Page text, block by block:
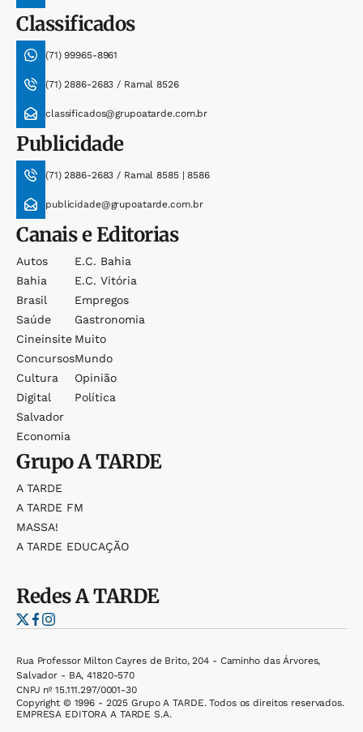
Classificados
(71) 99965-8961
(71) 2886-2683 / Ramal 8526
classificados@grupoatarde.com.br
Publicidade
(71) 2886-2683 / Ramal 8585 | 8586
publicidade@grupoatarde.com.br
Canais e Editorias
Autos
Bahia
Brasil
Saúde
Cineinsite
Concursos
Cultura
Digital
Salvador
Economia
E.c. Bahia
E.c. Vitória
Empregos
Gastronomia
Muito
Mundo
Opinião
Política
GrupoA TARDE
A TARDE
A TARDE FM
MASSA!
A TARDE EDUCAÇÃO
RedesA TARDE
Rua Professor Milton Cayres de Brito, 204 - Caminho das Árvores,
Salvador - BA, 41820-570
CNPJ nº 15.111.297/0001-30
Copyright © 1996 - 2025 Grupo A TARDE. Todos os direitos reservados.
EMPRESA EDITORA A TARDE S.A.